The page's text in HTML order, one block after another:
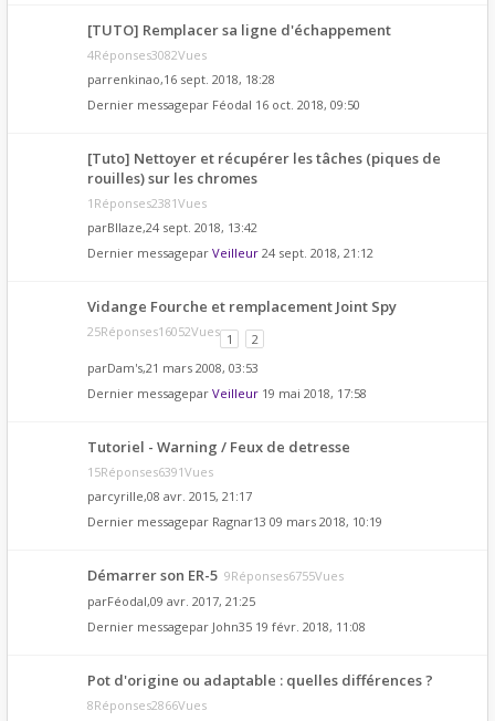
[TUTO] Remplacer sa ligne d'échappement
4Réponses3082Vues
parrenkinao,16 sept. 2018, 18:28
Dernier messagepar Féodal 16 oct. 2018, 09:50
[Tuto] Nettoyer et récupérer les tâches (piques de
rouilles) sur les chromes
1Réponses2381Vues
parBllaze,24 sept. 2018, 13:42
Dernier messagepar Veilleur 24 sept. 2018, 21:12
Vidange Fourche et remplacement Joint Spy
25Réponses16052Vues 1
2
parDam's,21 mars 2008, 03:53
Dernier messagepar Veilleur 19 mai 2018, 17:58
Tutoriel - Warning / Feux de detresse
15Réponses6391Vues
parcyrille,08 avr. 2015, 21:17
Dernier messagepar Ragnar13 09 mars 2018, 10:19
Démarrer son ER-5 9Réponses6755Vues
parFéodal,09 avr. 2017, 21:25
Dernier messagepar John35 19 févr. 2018, 11:08
Pot d'origine ou adaptable : quelles différences ?
8Réponses2866Vues